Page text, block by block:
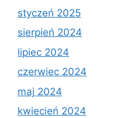
styczeń 2025
sierpień 2024
lipiec 2024
czerwiec 2024
maj 2024
kwiecień 2024